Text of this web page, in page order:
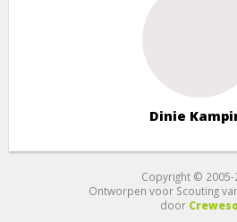
Dinie
Copyright © 2005-
Ontworpen voor Scouting
door